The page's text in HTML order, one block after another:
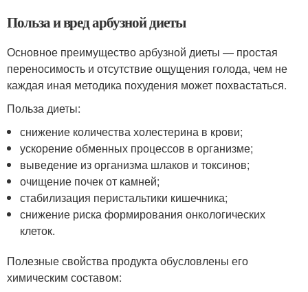
Польза и вред арбузной диеты
Основное преимущество арбузной диеты — простая
переносимость и отсутствие ощущения голода, чем не
каждая иная методика похудения может похвастаться.
Польза диеты:
снижение количества холестерина в крови;
ускорение обменных процессов в организме;
выведение из организма шлаков и токсинов;
очищение почек от камней;
стабилизация перистальтики кишечника;
снижение риска формирования онкологических
клеток.
Полезные свойства продукта обусловлены его
химическим составом: